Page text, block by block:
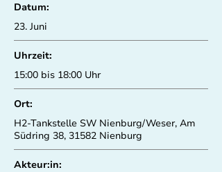
Datum:
23. Juni
Uhrzeit:
15:00 bis 18:00 Uhr
Ort:
H2-Tankstelle SW Nienburg/Weser, Am
Südring 38, 31582 Nienburg
Akteur:in: